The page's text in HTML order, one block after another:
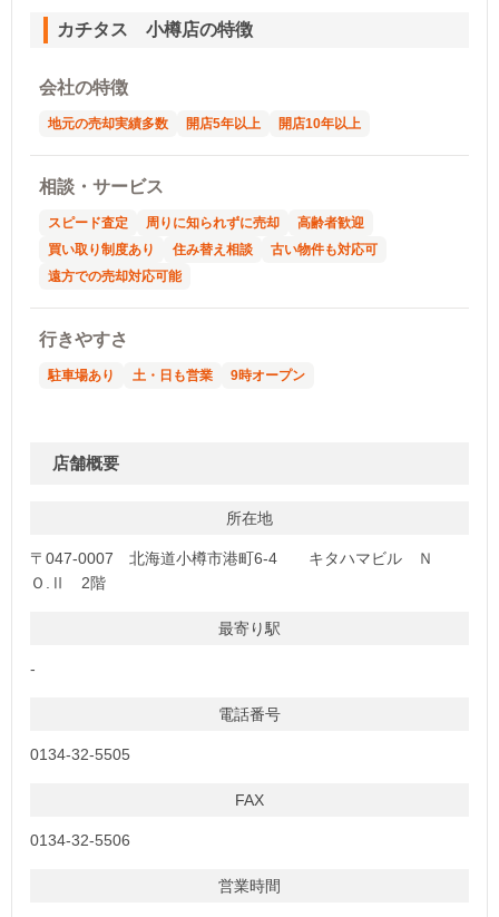
カチタス 小樽店の特徴
会社の特徴
地元の売却実績多数 開店5年以上 開店10年以上
相談・サービス
スピード査定 周りに知られずに売却
高齢者歓迎
買い取り制度あり
住み替え相談
古い物件も対応可
遠方での売却対応可能
行きやすさ
駐車場あり 土・日も営業 9時オープン
店舗概要
所在地
〒047-0007 北海道小樽市港町6-4 キタハマビル Ｎ
Ｏ.Ⅱ 2階
最寄り駅
-
電話番号
0134-32-5505
FAX
0134-32-5506
営業時間